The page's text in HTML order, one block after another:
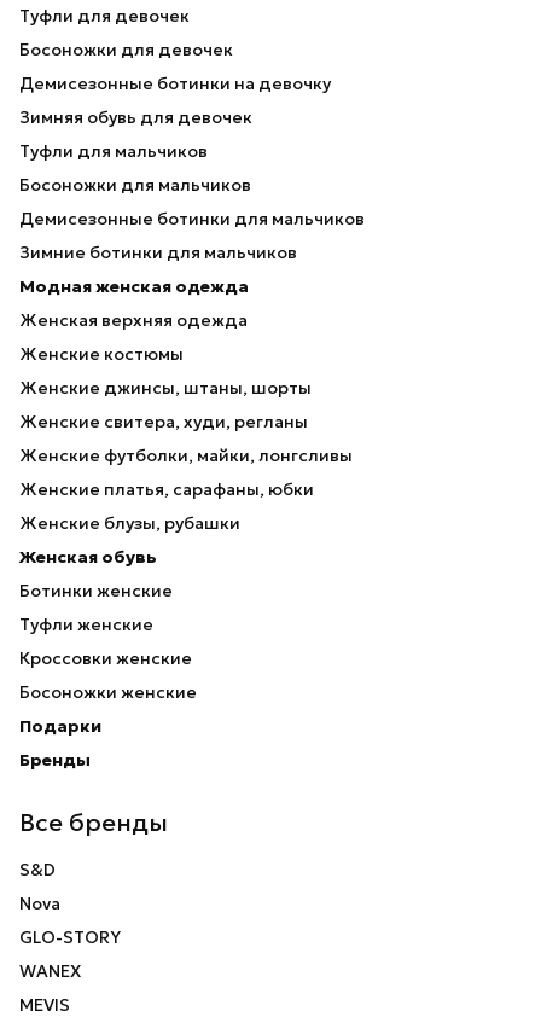
Туфли для девочек
Босоножки для девочек
Демисезонные ботинки на девочку
Зимняя обувь для девочек
Туфли для мальчиков
Босоножки для мальчиков
Демисезонные ботинки для мальчиков
Зимние ботинки для мальчиков
Модная женская одежда
Женская верхняя одежда
Женские костюмы
Женские джинсы, штаны, шорты
Женские свитера, худи, регланы
Женские футболки, майки, лонгсливы
Женские платья, сарафаны, юбки
Женские блузы, рубашки
Женская обувь
Ботинки женские
Туфли женские
Кроссовки женские
Босоножки женские
Подарки
Бренды
Все бренды
S&D
Nova
GLO-STORY
WANEX
MEVIS